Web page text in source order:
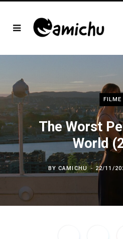
FILME
The Worst
World
BYCAMICHU 22/11/